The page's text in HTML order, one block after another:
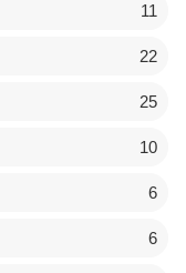
11
22
25
10
6
6